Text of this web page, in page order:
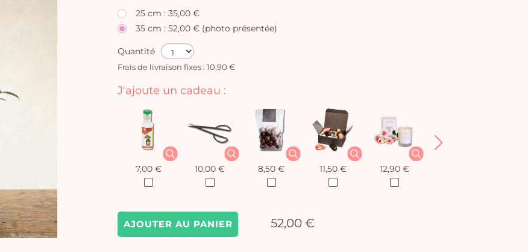
25 cm : 35,00 €
35 cm : 52,00 € (photo présentée)
Quantité
Frais de livraison fixes : 10,90 €
AJOUTER AU PANIER 52,00 €
J'ajoute un cadeau :
7,00 € 10,00 € 8,50 € 11,50 € 12,90 €